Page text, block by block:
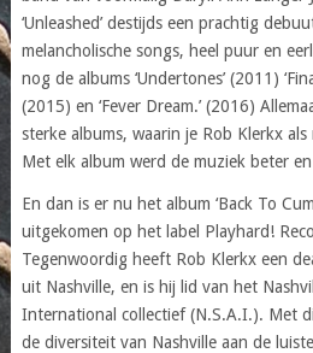
‘Unleashed’ destijds een prachtig
melancholische songs, heel puur en
nog de albums ‘Undertones’ (2011)
(2015) en ‘Fever Dream.’ (2016)
sterke albums, waarin je Rob Klerkx
Met elk album werd de muziek beter
En dan is er nu het album ‘Back To
uitgekomen op het label Playhard!
Tegenwoordig heeft Rob Klerkx een
uit Nashville, en is hij lid van het
International collectief (N.S.A.I.). Met
de diversiteit van Nashville aan de